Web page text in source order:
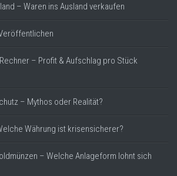
– Waren ins Ausland verkaufen
– Profit & Aufschlag pro Stück
– Mythos oder Realität?
Währung ist krisensicherer?
– Welche Anlageform lohnt sich